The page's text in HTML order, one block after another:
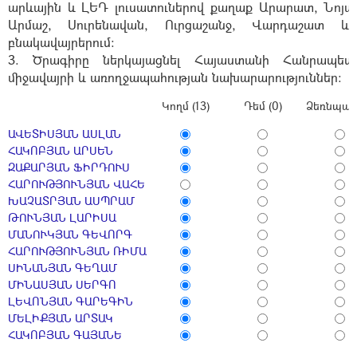
արևային և ԼԵԴ լուսատուներով քաղաք Արարատ,
Արմաշ, Սուրենավան, Ուրցաշանջ, Վարդաշատ և
բնակավայրերում:
3. Ծրագիրը ներկայացնել Հայաստանի
միջավայրի և առողջապահության նախարարություններ:
Կողմ (13) Դեմ (0)
ԱՎԵՏԻՍՅԱՆ ԱՍԼԱՆ
ՀԱԿՈԲՅԱՆ ԱՐՍԵՆ
ԶԱՔԱՐՅԱՆ ՖԻՐԴՈՒՍ
ՀԱՐՈՒԹՅՈՒՆՅԱՆ ՎԱՀԵ
ԽԱՉԱՏՐՅԱՆ ԱՍՊՐԱՄ
ԹՈՒՆՅԱՆ ԼԱՐԻՍԱ
ՄԱՆՈՒԿՅԱՆ ԳԵՎՈՐԳ
ՀԱՐՈՒԹՅՈՒՆՅԱՆ ՌԻՄԱ
ՍԻՆԱՆՅԱՆ ԳԵՂԱՄ
ՄԻՆԱՍՅԱՆ ՍԵՐԳՈ
ԼԵՎՈՆՅԱՆ ԳԱՐԵԳԻՆ
ՄԵԼԻՔՅԱՆ ԱՐՏԱԿ
ՀԱԿՈԲՅԱՆ ԳԱՅԱՆԵ